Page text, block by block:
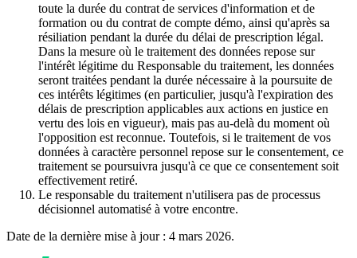
toute la durée du contrat de services d'information et de
formation ou du contrat de compte démo, ainsi qu'après sa
résiliation pendant la durée du délai de prescription légal.
Dans la mesure où le traitement des données repose sur
l'intérêt légitime du Responsable du traitement, les données
seront traitées pendant la durée nécessaire à la poursuite de
ces intérêts légitimes (en particulier, jusqu'à l'expiration des
délais de prescription applicables aux actions en justice en
vertu des lois en vigueur), mais pas au-delà du moment où
l'opposition est reconnue. Toutefois, si le traitement de vos
données à caractère personnel repose sur le consentement, ce
traitement se poursuivra jusqu'à ce que ce consentement soit
effectivement retiré.
Le responsable du traitement n'utilisera pas de processus
décisionnel automatisé à votre encontre.
Date de la dernière mise à jour : 4 mars 2026.